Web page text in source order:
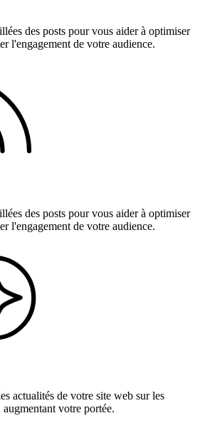
des posts pour vous aider à optimiser
l'engagement de votre audience.
des posts pour vous aider à optimiser
l'engagement de votre audience.
actualités de votre site web sur les
votre portée.